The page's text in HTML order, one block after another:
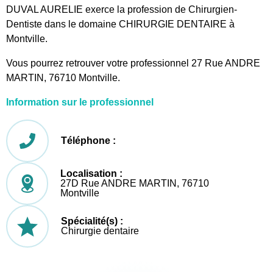
DUVAL AURELIE exerce la profession de Chirurgien-
Dentiste dans le domaine CHIRURGIE DENTAIRE à
Montville.
Vous pourrez retrouver votre professionnel 27 Rue ANDRE
MARTIN, 76710 Montville.
Information sur le professionnel
Téléphone :
Localisation :
27D Rue ANDRE MARTIN, 76710
Montville
Spécialité(s) :
Chirurgie dentaire